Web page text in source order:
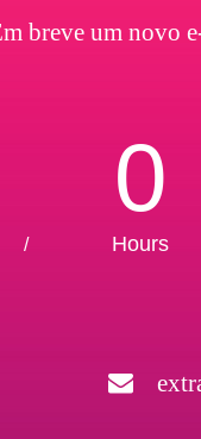
breve um novo
/
0
Hours